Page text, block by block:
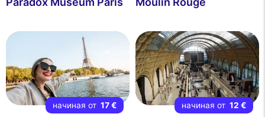
начиная от 17 € начиная от 12 €